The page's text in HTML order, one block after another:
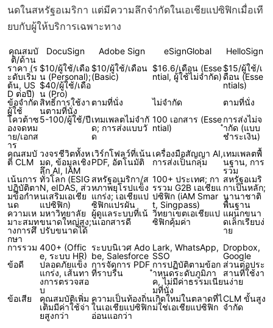
นดในสหรัฐอเมริกา แต่มีความลึกจำกัดในเอเชียแปซิฟิกเมื่อเที
ยบกับผู้ให้บริการเฉพาะทาง
คุณสมบั
ติ/ด้าน
DocuSign Adobe Sign eSignGlobal
HelloSign
ราคา (ร
ะดับเริ่ม
ต้น, US
D ต่อปี)
$10/ผู้ใช้/เดือ
น (Personal);
$40/ผู้ใช้/เดือ
น (Pro)
$10/ผู้ใช้/เดือน
(Basic)
$16.6/เดือน (Esse
ntial, ผู้ใช้ไม่จำกัด)
$15/ผู้ใช้/เ
ดือน (Esse
ntials)
ข้อจำกัด
ผู้ใช้
สิทธิ์การใช้งา
นตามที่นั่ง
ตามที่นั่ง ไม่จำกัด
ตามที่นั่ง
โควต้าซ
องจดหม
าย/เอกส
าร
5-100/ผู้ใช้/ปีเทมเพลตไม่จำกั
ด; การส่งแบบวั
ด
100 เอกสาร (Esse
ntial)
การส่งไม่จ
ำกัด (แบบ
ชำระเงิน)
คุณสมบั
ติ CLM
วงจรชีวิตทั้งห
มด, ข้อมูลเชิง
ลึก AI, IAM
เวิร์กโฟลว์ที่เน้น
PDF, อัตโนมัติ
เครื่องมือสัญญา AI,
การส่งเป็นกลุ่ม
เทมเพลตพื้
นฐาน, การ
รวม
เน้นการ
ปฏิบัติตา
มข้อกำห
นด
ทั่วโลก (ESIG
N, eIDAS, ส่ว
นเสริมเอเชีย
แปซิฟิก)
สหรัฐอเมริกา/ส
หภาพยุโรปแข็ง
แกร่ง; เอเชียแป
ซิฟิกแปรผัน
100+ ประเทศ; กา
รรวม G2B เอเชียแ
ปซิฟิก (iAM Smar
t, Singpass)
สหรัฐอเมริ
กาเป็นหลัก;
นานาชาติ
พื้นฐาน
ความเห
มาะสมท
างการศึ
กษา
มหาวิทยาลัย
ขนาดใหญ่สูง;
ปรับขนาดได้
ผู้ดูแลระบบที่เน้
นเอกสารดี
วิทยาเขตเอเชียแป
ซิฟิกคุ้มค่า
แผนกขนา
ดเล็กเรียบง่
าย
การรวม 400+ (Offic
e, ระบบ HR)
ระบบนิเวศ Ado
be, Salesforce
Lark, WhatsApp,
SSO
Dropbox,
Google
ข้อดี
ปลอดภัยแข็ง
แกร่ง, เส้นทา
งการตรวจสอ
บ
การจัดการ PDF
ที่ราบรื่น
การปฏิบัติตามข้อก
ำหนดระดับภูมิภา
ค, ไม่มีค่าธรรมเนีย
มที่นั่ง
ส่วนต่อประ
สานที่ใช้งา
นง่าย
ข้อเสีย
คุณสมบัติเพิ่ม
เติมมีค่าใช้จ่า
ยสูงกว่า
ความเป็นท้องถิ่น
ในเอเชียแปซิฟิก
อ่อนแอกว่า
เกิดใหม่ในตลาดที่ไ
ม่ใช่เอเชียแปซิฟิก
CLM ขั้นสูง
จำกัด